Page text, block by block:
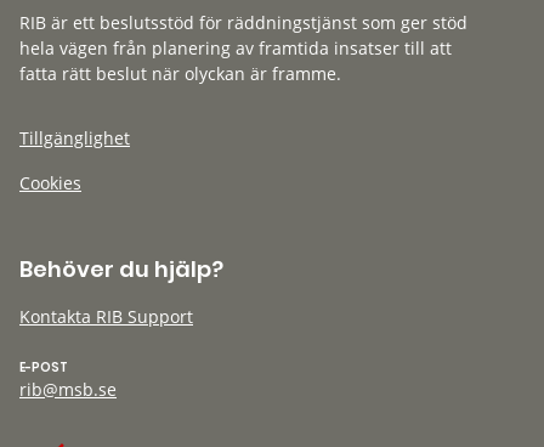
RIB är ett beslutsstöd för räddningstjänst som ger stöd
hela vägen från planering av framtida insatser till att
fatta rätt beslut när olyckan är framme.
Tillgänglighet
Cookies
Behöver du hjälp?
Kontakta RIB Support
E-POST
rib@msb.se